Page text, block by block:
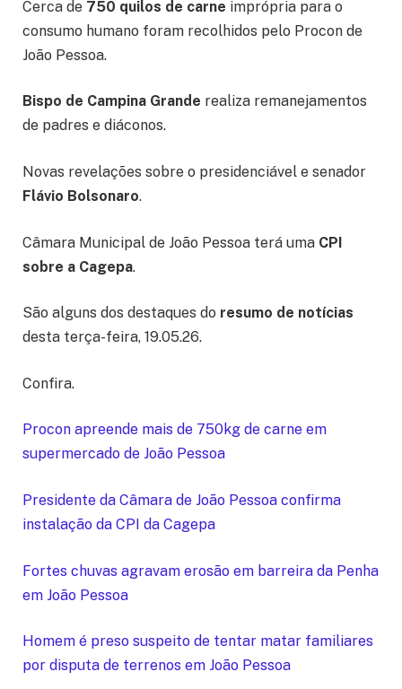
Cerca de 750 quilos de carne imprópria para o
consumo humano foram recolhidos pelo Procon de
João Pessoa.
Bispo de Campina Grande realiza remanejamentos
de padres e diáconos.
Novas revelações sobre o presidenciável e senador
Flávio Bolsonaro.
Câmara Municipal de João Pessoa terá uma CPI
sobre a Cagepa.
São alguns dos destaques do resumo de notícias
desta terça-feira, 19.05.26.
Confira.
Procon apreende mais de 750kg de carne em
supermercado de João Pessoa
Presidente da Câmara de João Pessoa confirma
instalação da CPI da Cagepa
Fortes chuvas agravam erosão em barreira da Penha
em João Pessoa
Homem é preso suspeito de tentar matar familiares
por disputa de terrenos em João Pessoa